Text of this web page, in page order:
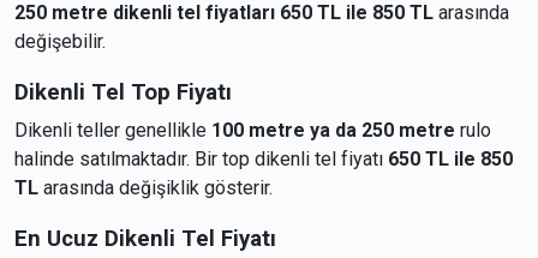
250 metre dikenli tel fiyatları 650 TL ile 850 TL arasında
değişebilir.
Dikenli Tel Top Fiyatı
Dikenli teller genellikle 100 metre ya da 250 metre rulo
halinde satılmaktadır. Bir top dikenli tel fiyatı 650 TL ile 850
TL arasında değişiklik gösterir.
En Ucuz Dikenli Tel Fiyatı